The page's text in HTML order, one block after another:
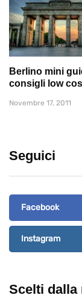
Berlino mini
consigli low
Novembre 17, 2011
Seguici
Facebook
Instagram
Scelti dalla